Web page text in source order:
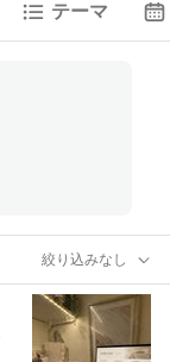
テーマ
絞り込みなし